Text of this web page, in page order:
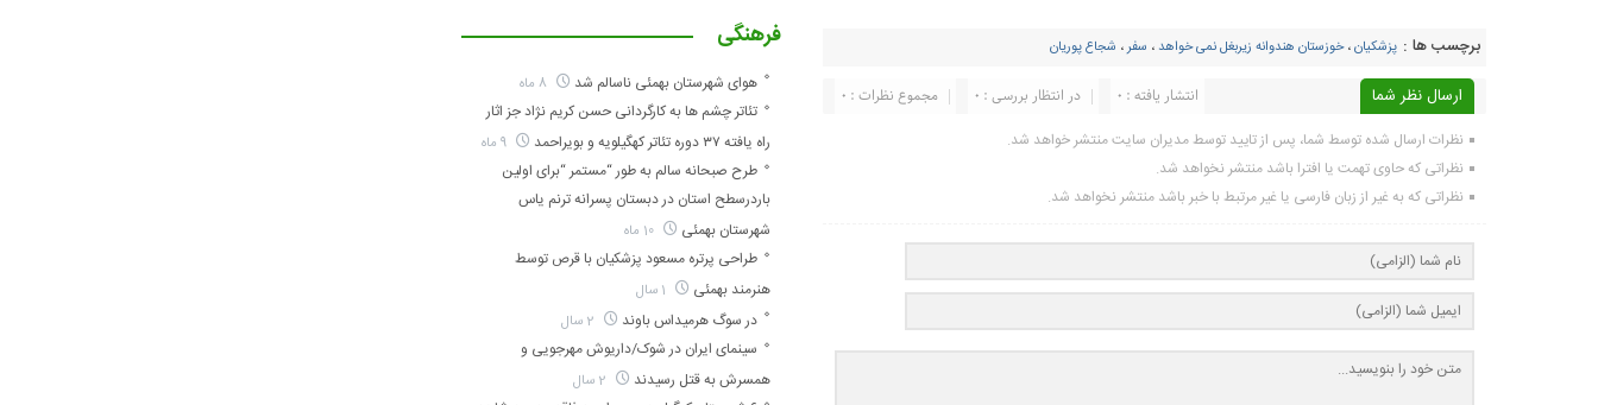
برچسب ها : پزشکیان،خوزستان هندوانه زیربغل نمی خواهد ، سفر ، شجاع پوریان
ارسال نظر شما مجموع نظرات : 0 در انتظار بررسی : 0 انتشار یافته : ۰
نظرات ارسال شده توسط شما، پس از تایید توسط مدیران سایت منتشر خواهد شد.
نظراتی که حاوی تهمت یا افترا باشد منتشر نخواهد شد.
نظراتی که به غیر از زبان فارسی یا غیر مرتبط با خبر باشد منتشر نخواهد شد.
فرهنگی
هوای شهرستان بهمئی ناسالم شد
تئاتر چشم ها به کارگردانی حسن کریم نژاد جز اثار
راه یافته ۳۷ دوره تئاتر کهگیلویه و بویراحمد
طرح صبحانه سالم به طور “مستمر “برای اولین
باردرسطح استان در دبستان پسرانه ترنم یاس
شهرستان بهمئی
طراحی پرتره مسعود پزشکیان با قرص توسط
هنرمند بهمئی
در سوگ هرمیداس باوند
سینمای ایران در شوک/داریوش مهرجویی و
همسرش به قتل رسیدند